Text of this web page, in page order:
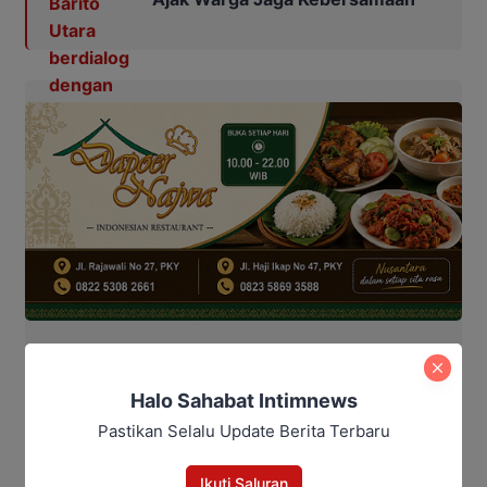
Ia menambahkan bahwa pihaknya berkomitmen
mengawal kebijakan ini agar tercipta lingkungan
yang aman, tertib, dan kondusif. “Dengan sinergi
antara pemerintah kecamatan, desa, kelurahan,
Halo Sahabat Intimnews
Pastikan Selalu Update Berita Terbaru
Ikuti Saluran